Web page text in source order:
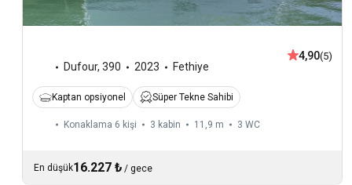
Dufour, 390 2023 Fethiye
4,90(5)
Kaptan opsiyonel Süper Tekne Sahibi
Konaklama 6 kişi 3 kabin 11,9 m 3 WC
En düşük16.227 ₺ / gece